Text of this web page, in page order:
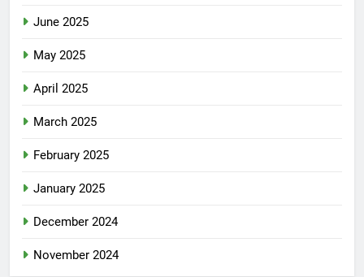
June 2025
May 2025
April 2025
March 2025
February 2025
January 2025
December 2024
November 2024